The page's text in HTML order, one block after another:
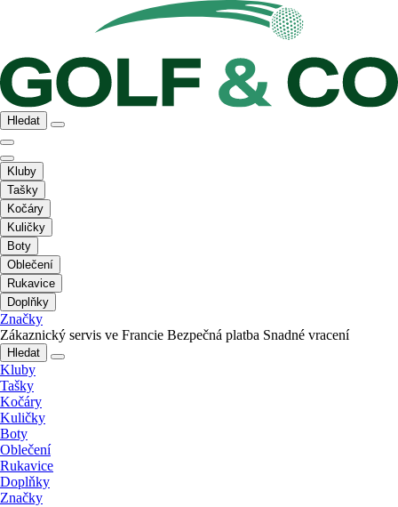
Hledat
Kluby
Tašky
Kočáry
Kuličky
Boty
Oblečení
Rukavice
Doplňky
Značky
Zákaznický servis ve Francie Bezpečná platba Snadné vracení
Hledat
Kluby
Tašky
Kočáry
Kuličky
Boty
Oblečení
Rukavice
Doplňky
Značky